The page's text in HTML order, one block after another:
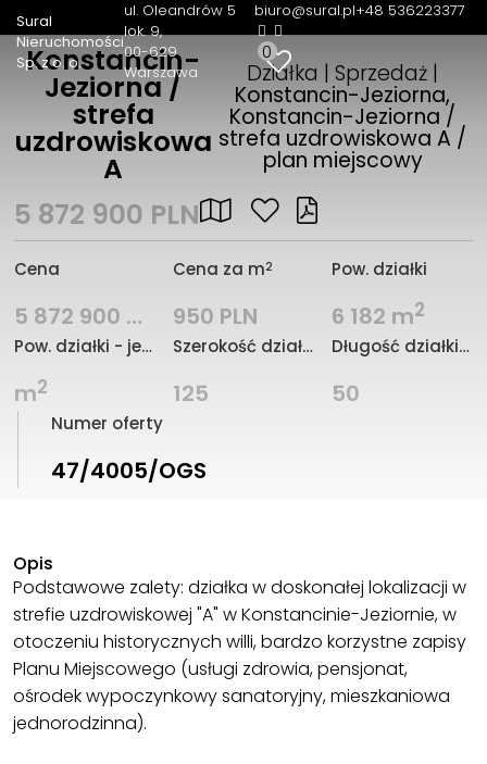
Sural
Nieruchomości
Sp. z o. o.
ul. Oleandrów 5
lok. 9
00-629
Warszawa
biuro@sural.pl+48 536223377
0
Konstancin-
Jeziorna /
strefa
uzdrowiskowa
A
Działka | Sprzedaż |
Konstancin-Jeziorna,
Konstancin-Jeziorna /
strefa uzdrowiskowa A /
plan miejscowy
5 872 900 PLN
Cena
5 872 900 PLN
Cena za m2
950 PLN
Pow. działki
6 182 m2
Pow. działki - jednostka
m2
Szerokość działki (mb.)
125
Długość działki (mb.)
50
Numer oferty
47/4005/OGS
Opis
Podstawowe zalety: działka w doskonałej lokalizacji w
strefie uzdrowiskowej "A" w Konstancinie-Jeziornie, w
otoczeniu historycznych willi, bardzo korzystne zapisy
Planu Miejscowego (usługi zdrowia, pensjonat,
ośrodek wypoczynkowy sanatoryjny, mieszkaniowa
jednorodzinna).